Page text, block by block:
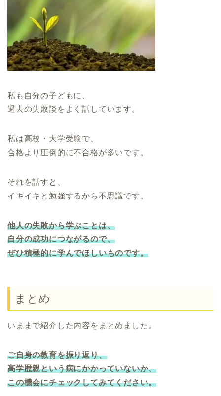
私も自分の子どもに、
過去の失敗談をよく話しています。
私は高校・大学受験で、
合格より圧倒的に不合格が多いです。
それを話すと、
イキイキと勉強するから不思議です。
他人の失敗から学ぶことは、
自分の成功につながるので、
ぜひ積極的に学んでほしいものです。
まとめ
いままで紹介した内容をまとめました。
ご自身の教育を振り返り、
高学歴親という病にかかっていないか、
この機会にチェックしてみてください。